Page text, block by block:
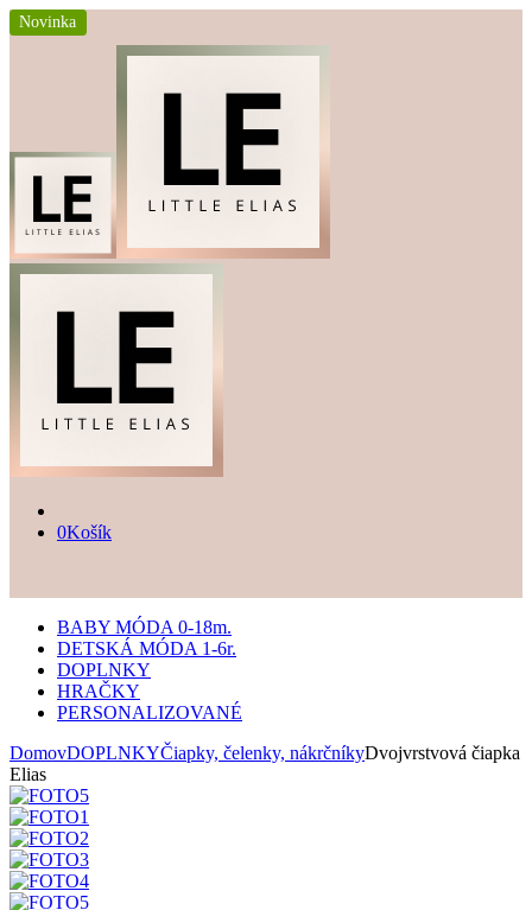
0Košík
BABY MÓDA 0-18m.
DETSKÁ MÓDA 1-6r.
DOPLNKY
HRAČKY
PERSONALIZOVANÉ
DomovDOPLNKYČiapky, čelenky, nákrčníkyDvojvrstvová čiapka
Elias
Novinka